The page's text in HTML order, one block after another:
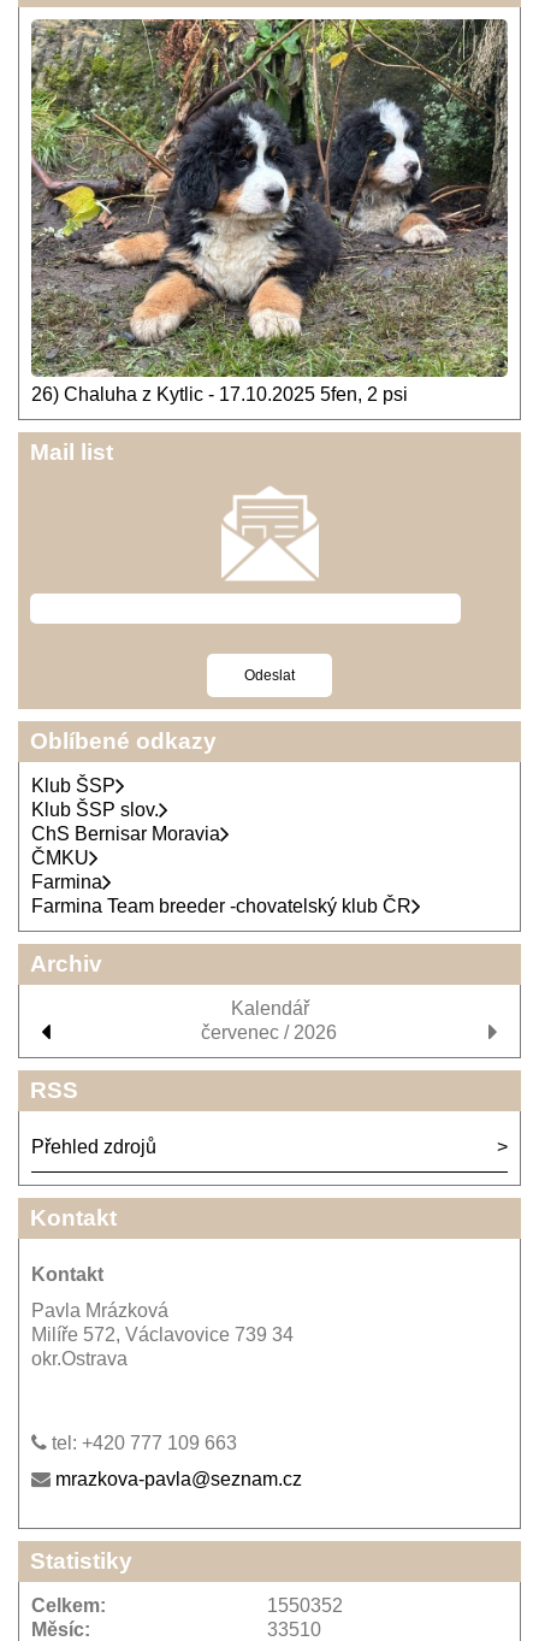
26) Chaluha z Kytlic - 17.10.2025 5fen, 2 psi
Mail list
Oblíbené odkazy
Klub ŠSP
Klub ŠSP slov.
ChS Bernisar Moravia
ČMKU
Farmina
Farmina Team breeder -chovatelský klub ČR
Archiv
Kalendář
červenec / 2026
RSS
Přehled zdrojů
Kontakt
Kontakt
Pavla Mrázková
Milíře 572, Václavovice 739 34
okr.Ostrava
tel: +420 777 109 663
mrazkova-pavla@seznam.cz
Statistiky
Celkem:
1550352
Měsíc:
33510